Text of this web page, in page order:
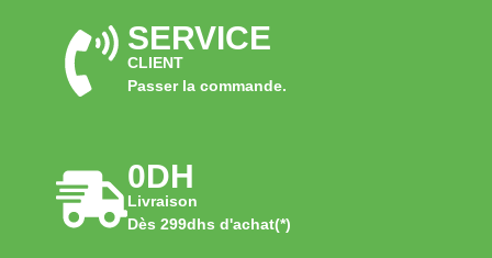
SERVICE
CLIENT
Passer la commande.
0DH
Livraison
Dès 299dhs d'achat(*)